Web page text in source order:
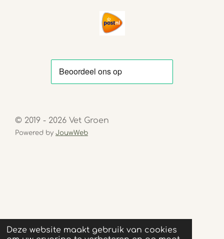
Deze website maakt gebruik van cookies
© 2019 - 2026 Vet Groen
Powered by JouwWeb